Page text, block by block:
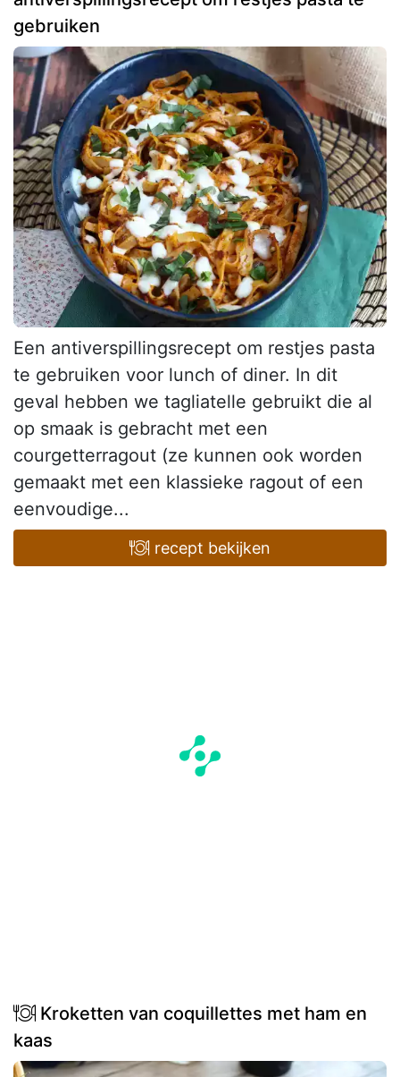
gebruiken
Een antiverspillingsrecept om restjes pasta
te gebruiken voor lunch of diner. In dit
geval hebben we tagliatelle gebruikt die al
op smaak is gebracht met een
courgetterragout (ze kunnen ook worden
gemaakt met een klassieke ragout of een
eenvoudige...
recept bekijken
Kroketten van coquillettes met ham en
kaas